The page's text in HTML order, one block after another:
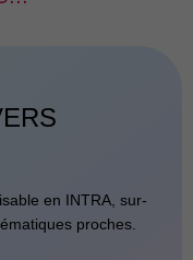
en INTRA, sur-
proches.